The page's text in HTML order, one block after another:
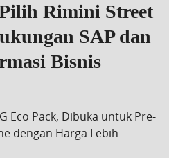
Rimini Street
SAP dan
Bisnis
Eco Pack, Dibuka untuk Pre-
dengan Harga Lebih